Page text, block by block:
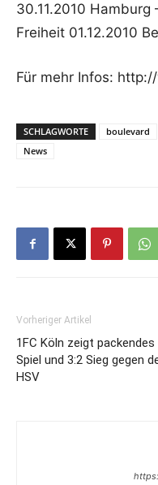
30.11.2010 Hamburg
Freiheit 01.12.2010
Für mehr Infos:
SCHLAGWORTE boulevard
News
Vorheriger Artikel
1FC Köln zeigt packendes
Spiel und 3:2 Sieg gegen
HSV